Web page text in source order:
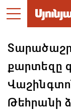
քարտեզը
Թեհրանի